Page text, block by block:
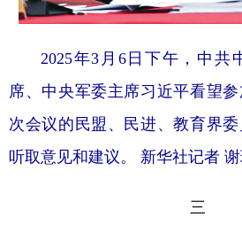
2025年3月6日下午，中共
席、中央军委主席习近平看望
次会议的民盟、民进、教育界委
听取意见和建议。 新华社记者
三